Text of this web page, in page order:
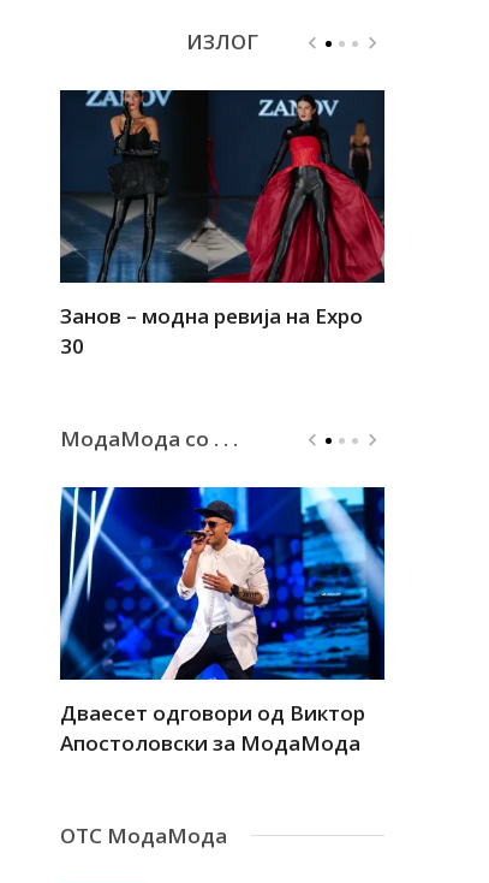
ИЗЛОГ
Занов – модна ревија на Expo
30
МодаМода со . . .
Дваесет одговори од Виктор
Апостоловски за МодаМода
ОТС МодаМода